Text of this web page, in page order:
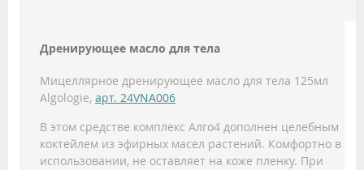
Дренирующее масло для тела
Мицеллярное дренирующее масло для тела 125мл
Algologie, арт. 24VNA006
В этом средстве комплекс Алго4 дополнен целебным
коктейлем из эфирных масел растений. Комфортно в
использовании, не оставляет на коже пленку. При